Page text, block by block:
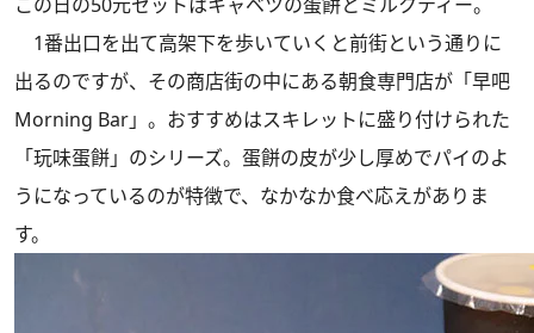
1番出口を出て高架下を歩いていくと前街という通りに
出るのですが、その商店街の中にある朝食専門店が「早吧
Morning Bar」。おすすめはスキレットに盛り付けられた
「玩味蛋餅」のシリーズ。蛋餅の皮が少し厚めでパイのよ
うになっているのが特徴で、なかなか食べ応えがありま
す。